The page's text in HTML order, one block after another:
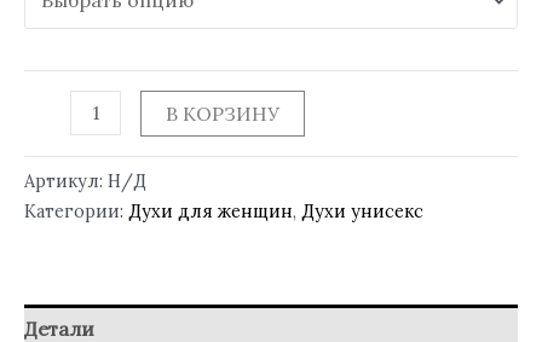
В КОРЗИНУ
Артикул: Н/Д
Категории: Духи для женщин, Духи унисекс
Детали